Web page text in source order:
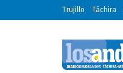
Trujillo Táchira